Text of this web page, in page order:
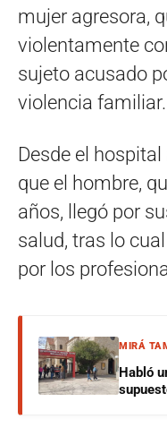
mujer agresora,
violentamente
sujeto acusado
violencia familiar.
Desde el
que el hombre,
años, llegó por
salud, tras lo
por los
MIRÁ
Habló